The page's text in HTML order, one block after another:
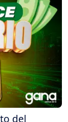
del